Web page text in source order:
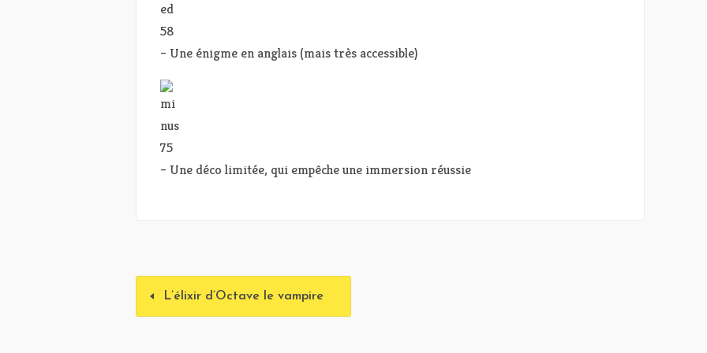
– Une énigme en anglais (mais très accessible)
– Une déco limitée, qui empêche une immersion réussie
L’élixir d’Octave le vampire